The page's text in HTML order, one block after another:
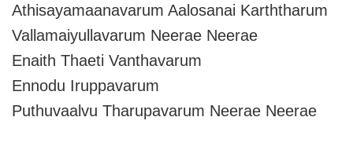
Athisayamaanavarum Aalosanai Karththarum
Vallamaiyullavarum Neerae Neerae
Enaith Thaeti Vanthavarum
Ennodu Iruppavarum
Puthuvaalvu Tharupavarum Neerae Neerae